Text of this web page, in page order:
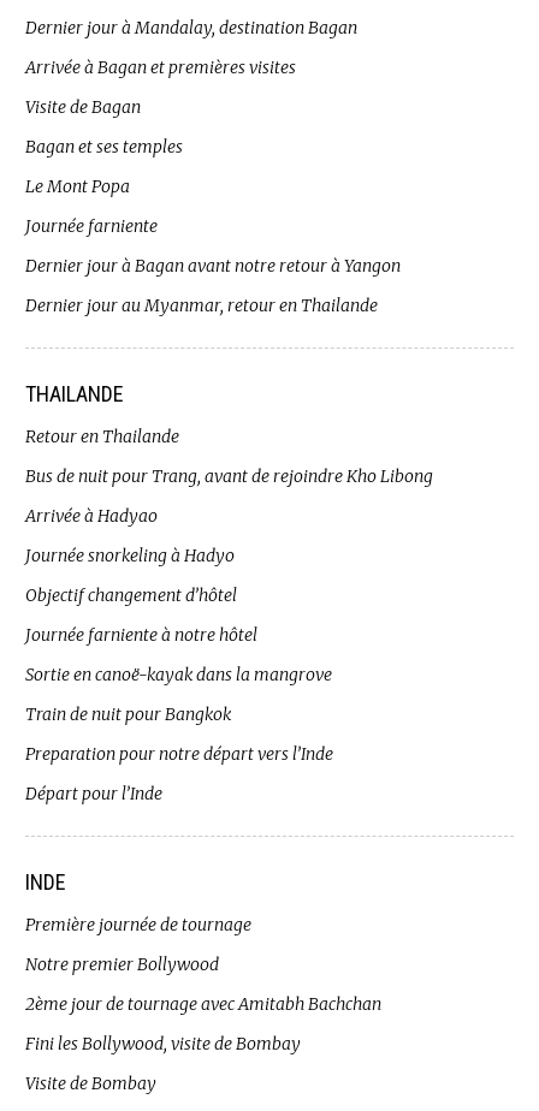
Dernier jour à Mandalay, destination Bagan
Arrivée à Bagan et premières visites
Visite de Bagan
Bagan et ses temples
Le Mont Popa
Journée farniente
Dernier jour à Bagan avant notre retour à Yangon
Dernier jour au Myanmar, retour en Thailande
THAILANDE
Retour en Thailande
Bus de nuit pour Trang, avant de rejoindre Kho Libong
Arrivée à Hadyao
Journée snorkeling à Hadyo
Objectif changement d’hôtel
Journée farniente à notre hôtel
Sortie en canoë-kayak dans la mangrove
Train de nuit pour Bangkok
Preparation pour notre départ vers l’Inde
Départ pour l’Inde
INDE
Première journée de tournage
Notre premier Bollywood
2ème jour de tournage avec Amitabh Bachchan
Fini les Bollywood, visite de Bombay
Visite de Bombay